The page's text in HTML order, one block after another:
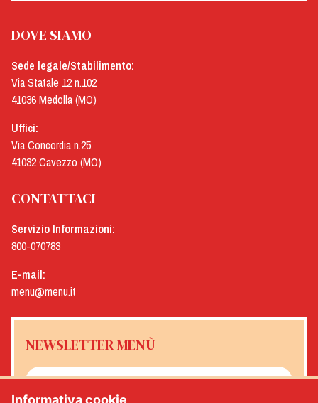
DOVE SIAMO
Sede legale/Stabilimento:
Via Statale 12 n.102
41036 Medolla (MO)
Uffici:
Via Concordia n.25
41032 Cavezzo (MO)
CONTATTACI
Servizio Informazioni:
800-070783
E-mail:
menu@menu.it
NEWSLETTER MENÙ
Informativa cookie